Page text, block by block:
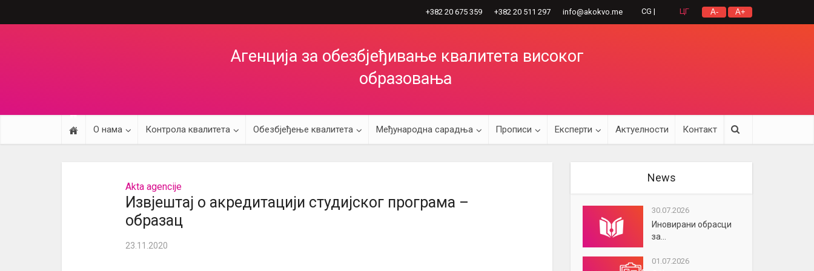
A- A+
+382 20 675 359 +382 20 511 297 info@akokvo.me CG | ЦГ
Агенција за обезбјеђивање квалитета високог
образовања
О нама Контрола квалитета Обезбјеђење квалитета Међународна сарадња Прописи Експерти Актуелности Контакт
Akta agencije
Извјештај о акредитацији студијског програма –
образац
23.11.2020
News
30.07.2026
Иновирани обрасци
за...
01.07.2026